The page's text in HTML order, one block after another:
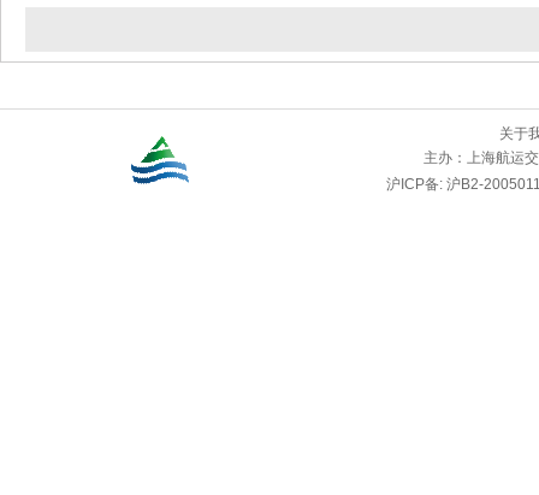
关于
主办： 上海航运
沪ICP备: 沪B2-